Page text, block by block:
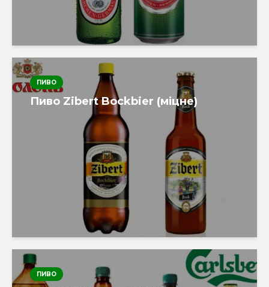
ПИВО
Пиво Zibert Bockbier (міцне)
ПИВО